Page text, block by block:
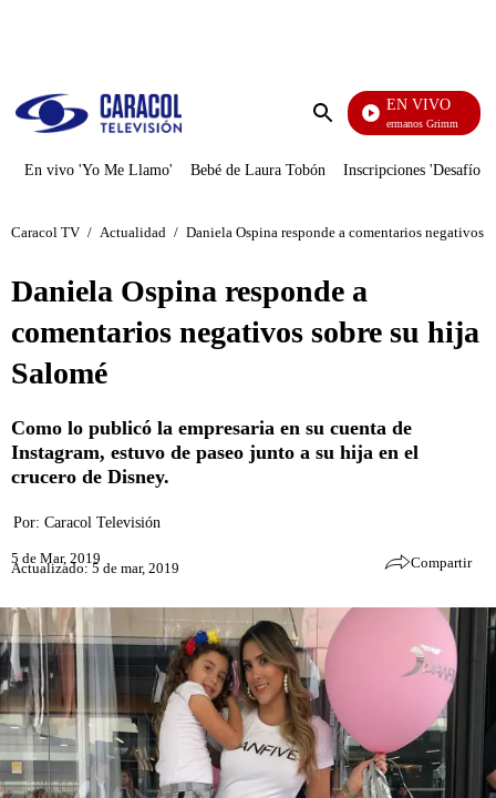
Enviar
EN VIVO
En vivo 'Yo Me Llamo' Bebé de Laura Tobón Inscripciones 'Desafío'
Caracol TV / Actualidad / Daniela Ospina responde a comentarios negativos
Daniela Ospina responde a
comentarios negativos sobre su hija
Salomé
Como lo publicó la empresaria en su cuenta de
Instagram, estuvo de paseo junto a su hija en el
crucero de Disney.
Por: Caracol Televisión
5 de Mar, 2019
Actualizado: 5 de mar, 2019 Compartir